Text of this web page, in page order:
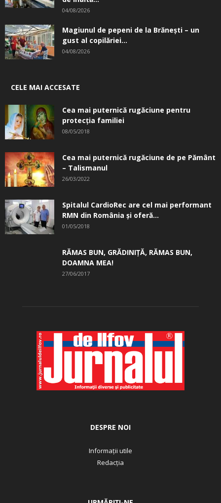
04/08/2026
Magiunul de pepeni de la Brăneşti – un
gust al copilăriei...
04/08/2026
CELE MAI ACCESATE
Cea mai puternică rugăciune pentru
protecția familiei
08/05/2018
Cea mai puternică rugăciune de pe Pământ
– Talismanul
26/03/2022
Spitalul CardioRec are cel mai performant
RMN din România și oferă...
01/05/2018
RĂMAS BUN, GRĂDINIŢĂ, ­RĂMAS BUN,
DOAMNA MEA!
27/06/2017
DESPRE NOI
Informații utile
Redacția